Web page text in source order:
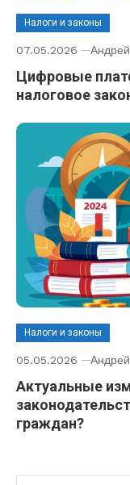
Налоги и законы
07.05.2026 Андрей
Цифровые
налоговое
Налоги и законы
05.05.2026 Андрей
Актуальные
граждан?